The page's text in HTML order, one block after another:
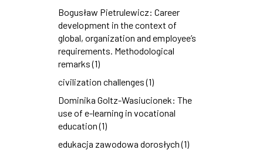
Bogusław Pietrulewicz: Career
development in the context of
global, organization and employee’s
requirements. Methodological
remarks (1)
civilization challenges (1)
Dominika Goltz-Wasiucionek: The
use of e-learning in vocational
education (1)
edukacja zawodowa dorosłych (1)